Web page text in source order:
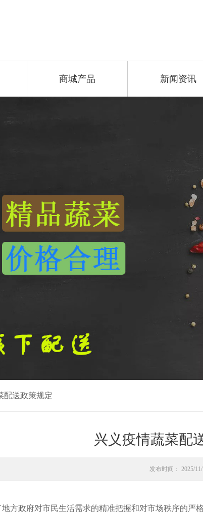
商城产品 新闻资讯
配送政策规定
兴义疫情蔬菜配
发布时间： 2025/11/
方政府对市民生活需求的精准把握和对市场秩序的